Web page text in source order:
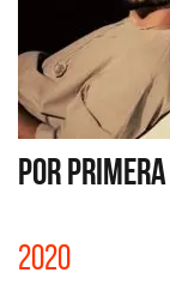
POR
2020